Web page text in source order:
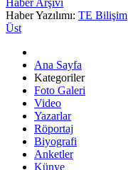
Haber Yazılımı: TE Bilişim
Üst
Ana Sayfa
Kategoriler
Foto Galeri
Video
Yazarlar
Röportaj
Biyografi
Anketler
Künye